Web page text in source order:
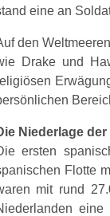
eine an
den
Drake und
Niederlage
ersten
Flotte
mit rund